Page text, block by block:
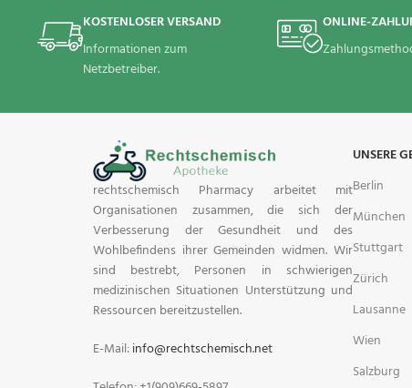
KOSTENLOSER VERSAND
Informationen zum
Netzbetreiber.
ONLINE-
UNSERE
Berlin
München
Stuttgart
Zürich
Lausanne
Wien
Salzburg
rechtschemisch Pharmacy arbeitet mit
Organisationen zusammen, die sich der
Verbesserung der Gesundheit und des
Wohlbefindens ihrer Gemeinden widmen. Wir
sind bestrebt, Personen in schwierigen
medizinischen Situationen Unterstützung und
Ressourcen bereitzustellen.
E-Mail:info@rechtschemisch.net